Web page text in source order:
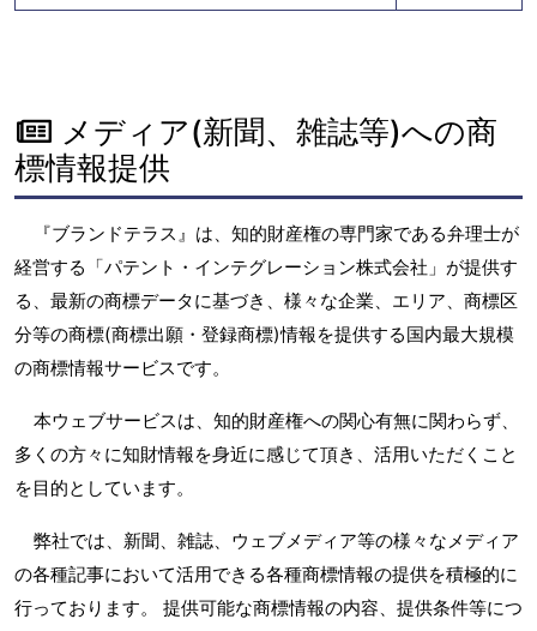
メディア(新聞、雑誌等)への商
標情報提供
『ブランドテラス』は、知的財産権の専門家である弁理士が
経営する「パテント・インテグレーション株式会社」が提供す
る、最新の商標データに基づき、様々な企業、エリア、商標区
分等の商標(商標出願・登録商標)情報を提供する国内最大規模
の商標情報サービスです。
本ウェブサービスは、知的財産権への関心有無に関わらず、
多くの方々に知財情報を身近に感じて頂き、活用いただくこと
を目的としています。
弊社では、新聞、雑誌、ウェブメディア等の様々なメディア
の各種記事において活用できる各種商標情報の提供を積極的に
行っております。 提供可能な商標情報の内容、提供条件等につ